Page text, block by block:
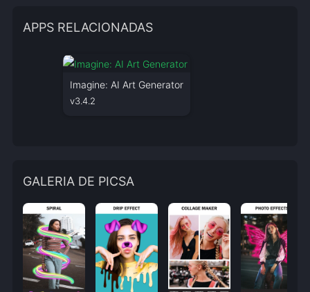
APPS RELACIONADAS
Imagine: AI Art Generator
v3.4.2
GALERIA DE PICSA